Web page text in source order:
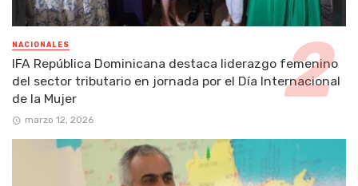
NACIONALES
IFA República Dominicana destaca liderazgo femenino
del sector tributario en jornada por el Día Internacional
de la Mujer
marzo 12, 2026